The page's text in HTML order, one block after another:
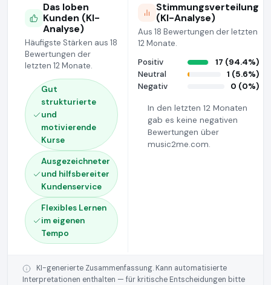
Das loben
Kunden (KI-
Analyse)
Häufigste Stärken aus 18
Bewertungen der
letzten 12 Monate.
Gut
strukturierte
und
motivierende
Kurse
Ausgezeichneter
und hilfsbereiter
Kundenservice
Flexibles Lernen
im eigenen
Tempo
Stimmungsverteilung
(KI-Analyse)
Aus 18 Bewertungen der letzten
12 Monate.
Positiv
17 (94.4%)
Neutral
1 (5.6%)
Negativ
0 (0%)
In den letzten 12 Monaten
gab es keine negativen
Bewertungen über
music2me.com.
KI-generierte Zusammenfassung. Kann automatisierte
Interpretationen enthalten — für kritische Entscheidungen bitte